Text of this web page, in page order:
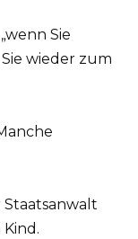
Sie
wieder zum